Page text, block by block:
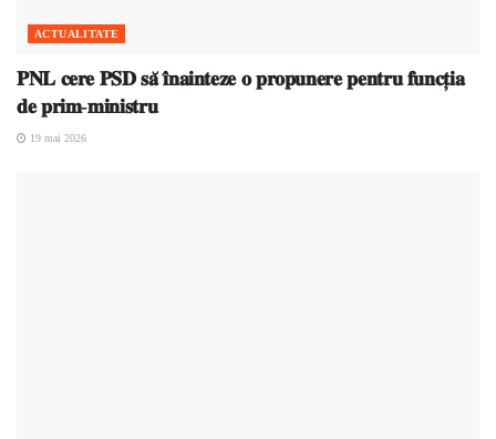
ACTUALITATE
𝐏𝐍𝐋 𝐜𝐞𝐫𝐞 𝐏𝐒𝐃 𝐬𝐚̆ 𝐢̂𝐧𝐚𝐢𝐧𝐭𝐞𝐳𝐞 𝐨 𝐩𝐫𝐨𝐩𝐮𝐧𝐞𝐫𝐞 𝐩𝐞𝐧𝐭𝐫𝐮 𝐟𝐮𝐧𝐜𝐭̦𝐢𝐚
𝐝𝐞 𝐩𝐫𝐢𝐦-𝐦𝐢𝐧𝐢𝐬𝐭𝐫𝐮
19 mai 2026